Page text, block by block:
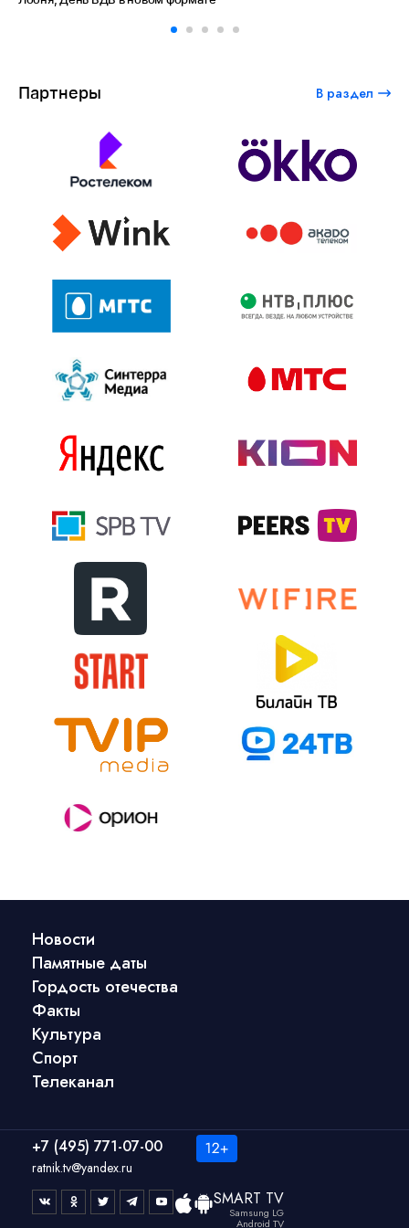
Партнеры В раздел
Новости
Памятные даты
Гордость отечества
Факты
Культура
Спорт
Телеканал
+7 (495) 771-07-00
ratnik.tv@yandex.ru
SMART TV
Samsung LG
Android TV